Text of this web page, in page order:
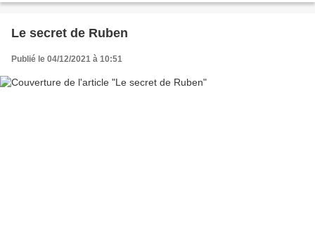
Le secret de Ruben
Publié le 04/12/2021 à 10:51